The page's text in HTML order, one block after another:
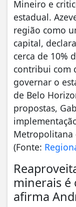
Mineiro e
estadual.
região como
capital,
cerca de 10%
contribui com
governar o
de Belo
propostas,
Metropolitana
(Fonte:
minerais é
afirma